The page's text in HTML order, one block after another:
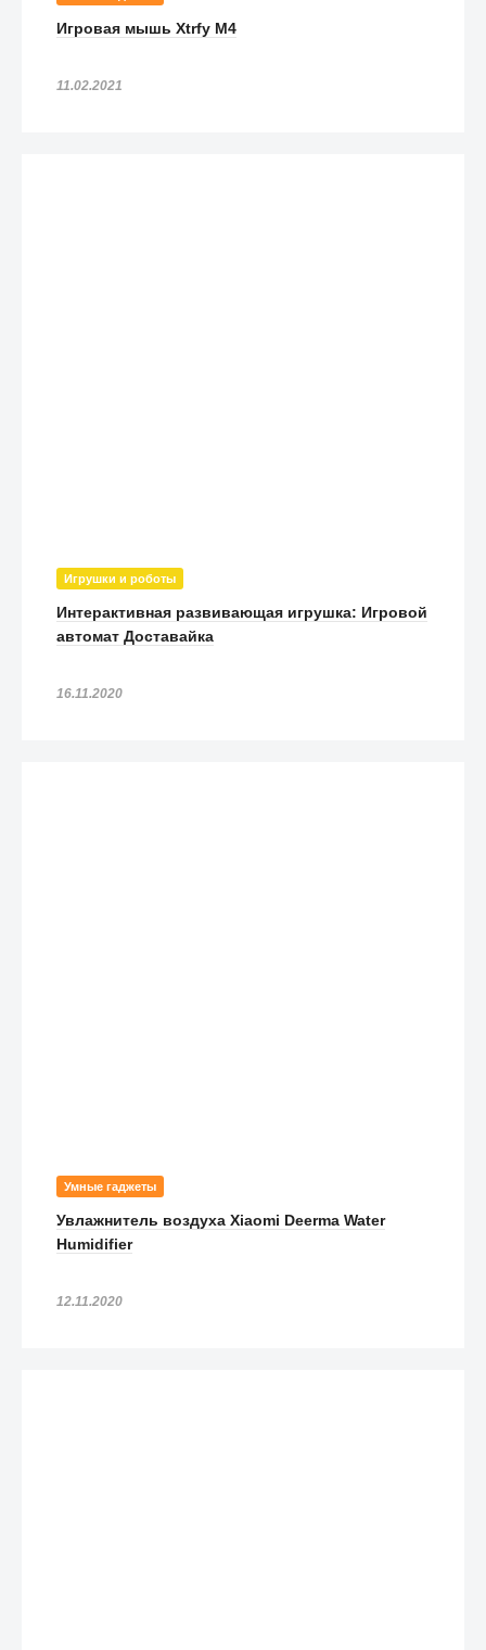
Игровая мышь Xtrfy M4
11.02.2021
Игрушки и роботы
Интерактивная развивающая игрушка: Игровой
автомат Доставайка
16.11.2020
Умные гаджеты
Увлажнитель воздуха Xiaomi Deerma Water
Humidifier
12.11.2020